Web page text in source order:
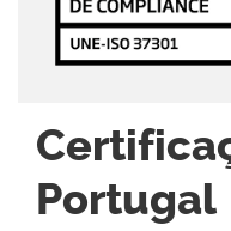
Portugal